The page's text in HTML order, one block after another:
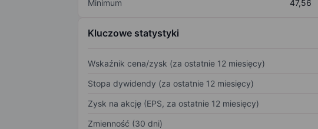
Minimum
47,56
Kluczowe statystyki
Wskaźnik cena/zysk (za ostatnie 12 miesięcy)
Stopa dywidendy (za ostatnie 12 miesięcy)
Zysk na akcję (EPS, za ostatnie 12 miesięcy)
Zmienność (30 dni)